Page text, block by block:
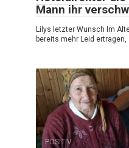
Mann ihr
Lilys letzter Wunsch Im
bereits mehr Leid ertragen,
POSITIV